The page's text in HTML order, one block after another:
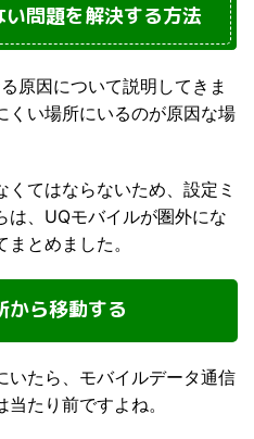
問題を解決する方法
原因について説明してきま
くい場所にいるのが原因な場
てはならないため、設定ミ
は、UQモバイルが圏外にな
とめました。
から移動する
いたら、モバイルデータ通信
たり前ですよね。